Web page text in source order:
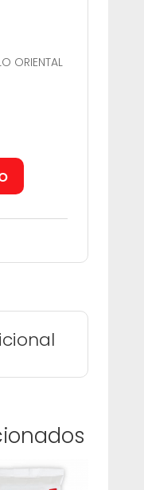
ORIENTAL